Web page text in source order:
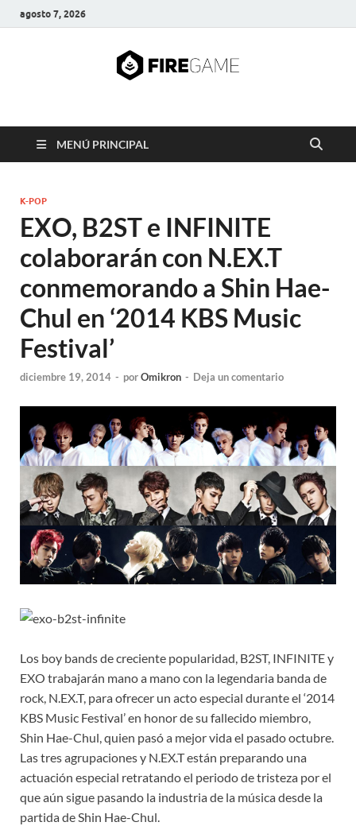
agosto 7, 2026
FIRE GAME
MENÚ PRINCIPAL
K-POP
EXO, B2ST e INFINITE
colaborarán con N.EX.T
conmemorando a Shin Hae-
Chul en ‘2014 KBS Music
Festival’
diciembre 19, 2014 - porOmikron - Deja un comentario
Los boy bands de creciente popularidad, B2ST, INFINITE y
EXO trabajarán mano a mano con la legendaria banda de
rock, N.EX.T, para ofrecer un acto especial durante el ‘2014
KBS Music Festival’ en honor de su fallecido miembro,
Shin Hae-Chul, quien pasó a mejor vida el pasado octubre.
Las tres agrupaciones y N.EX.T están preparando una
actuación especial retratando el periodo de tristeza por el
que aún sigue pasando la industria de la música desde la
partida de Shin Hae-Chul.